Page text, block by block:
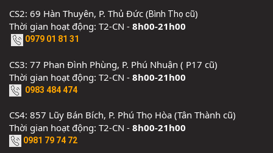
CS2: 69 Hàn Thuyên, P. Thủ Đức (Bình Thọ cũ)
Thời gian hoạt động: T2-CN - 8h00-21h00
0979 01 81 31
CS3: 77 Phan Đình Phùng, P. Phú Nhuận ( P17 cũ)
Thời gian hoạt động: T2-CN - 8h00-21h00
0983 484 474
CS4: 857 Lũy Bán Bích, P. Phú Thọ Hòa (Tân Thành cũ)
Thời gian hoạt động: T2-CN - 8h00-21h00
0981 79 74 72